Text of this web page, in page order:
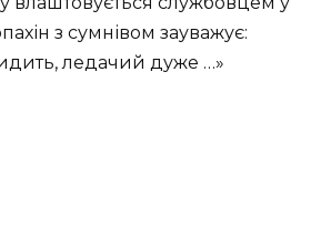
з сумнівом зауважує:
ледачий дуже …»